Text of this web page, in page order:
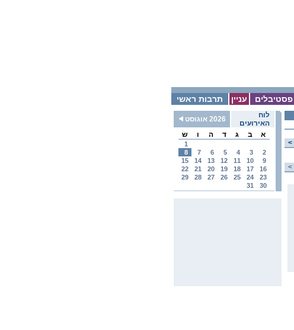
תרבות ראשי עניין פסטיבלים
לוח
האירועים
2026 אוגוסט
א
ב ג ד ה ו ש
1
2
3
4
5
6
7
8
9
10
11
12
13
14
15
16
17
18
19
20
21
22
23
24
25
26
27
28
29
30
31